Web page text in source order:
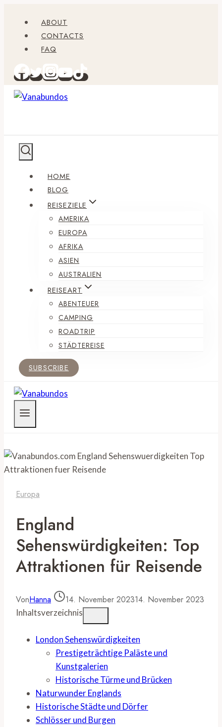
springen
ABOUT
CONTACTS
FAQ
HOME
BLOG
REISEZIELE
AMERIKA
EUROPA
AFRIKA
ASIEN
AUSTRALIEN
REISEART
ABENTEUER
CAMPING
ROADTRIP
STÄDTEREISE
SUBSCRIBE
Europa
England
Sehenswürdigkeiten: Top
Attraktionen für Reisende
VonHanna 14. November 202314. November 2023
Inhaltsverzeichnis
London Sehenswürdigkeiten
Prestigeträchtige Paläste und
Kunstgalerien
Historische Türme und Brücken
Naturwunder Englands
Historische Städte und Dörfer
Schlösser und Burgen